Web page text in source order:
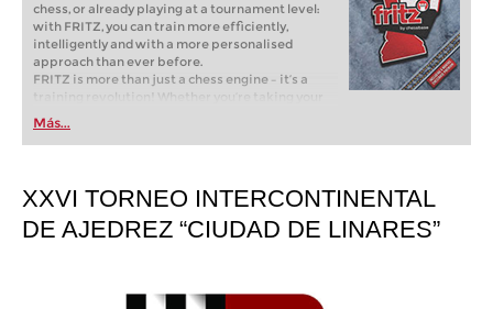
chess, or already playing at a tournament level:
with FRITZ, you can train more efficiently,
intelligently and with a more personalised
approach than ever before.
FRITZ is more than just a chess engine – it’s a
training revolution! Whether you’re taking your
first steps into the world of club chess, or already
playing at a tournament level: with FRITZ, you can
train more efficiently, intelligently and with a
Más...
XXVI TORNEO INTERCONTINENTAL
DE AJEDREZ “CIUDAD DE LINARES”